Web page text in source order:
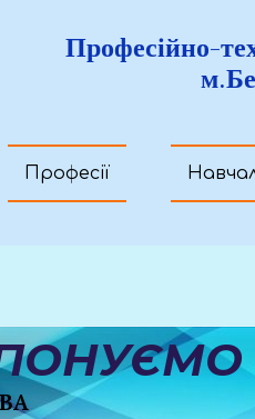
Професійно-
Професії
Професійно-